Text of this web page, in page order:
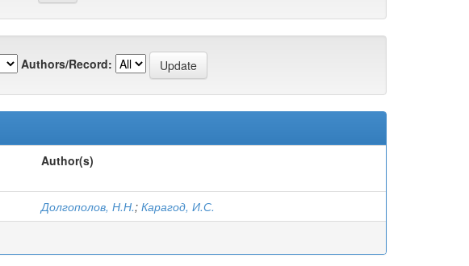
Authors/Record:
Author(s)
Долгополов, Н.Н.; Карагод, И.С.